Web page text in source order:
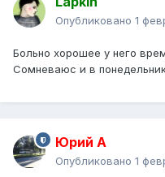
Опубликовано 1
Больно хорошее у него
Сомневаюс и в
Юрий А
Опубликовано 1